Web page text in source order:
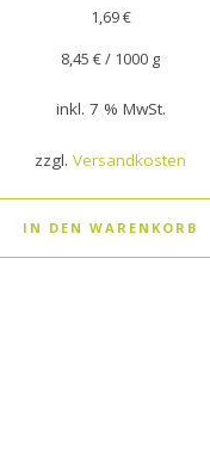
1,69€
8,45€/ 1000 g
inkl. 7 % MwSt.
zzgl.Versandkosten
IN DEN WARENKORB